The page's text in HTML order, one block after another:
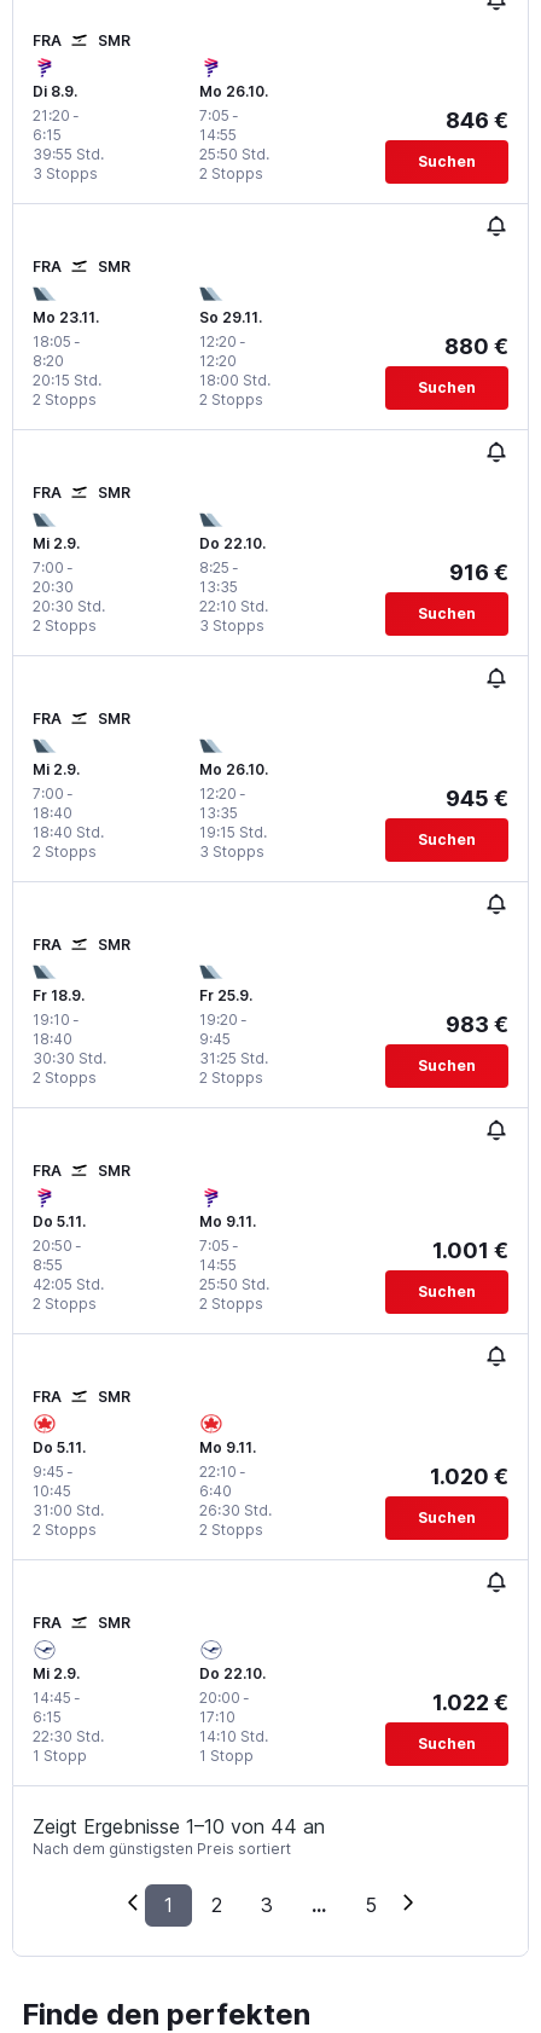
FRA SMR
Di 8.9.
21:20 -
6:15
3 Stopps
39:55 Std.
Mo 26.10.
7:05 -
14:55
2 Stopps
25:50 Std.
846 €
Suchen
FRA SMR
Mo 23.11.
18:05 -
8:20
2 Stopps
20:15 Std.
So 29.11.
12:20 -
12:20
2 Stopps
18:00 Std.
880 €
Suchen
FRA SMR
Mi 2.9.
7:00 -
20:30
2 Stopps
20:30 Std.
Do 22.10.
8:25 -
13:35
3 Stopps
22:10 Std.
916 €
Suchen
FRA SMR
Mi 2.9.
7:00 -
18:40
2 Stopps
18:40 Std.
Mo 26.10.
12:20 -
13:35
3 Stopps
19:15 Std.
945 €
Suchen
FRA SMR
Fr 18.9.
19:10 -
18:40
2 Stopps
30:30 Std.
Fr 25.9.
19:20 -
9:45
2 Stopps
31:25 Std.
983 €
Suchen
FRA SMR
Do 5.11.
20:50 -
8:55
2 Stopps
42:05 Std.
Mo 9.11.
7:05 -
14:55
2 Stopps
25:50 Std.
1.001 €
Suchen
FRA SMR
Do 5.11.
9:45 -
10:45
2 Stopps
31:00 Std.
Mo 9.11.
22:10 -
6:40
2 Stopps
26:30 Std.
1.020 €
Suchen
FRA SMR
Mi 2.9.
14:45 -
6:15
1 Stopp
22:30 Std.
Do 22.10.
20:00 -
17:10
1 Stopp
14:10 Std.
1.022 €
Suchen
Zeigt Ergebnisse 1–10 von 44 an
Nach dem günstigsten Preis sortiert
1 2 3 ... 5
Finde den perfekten